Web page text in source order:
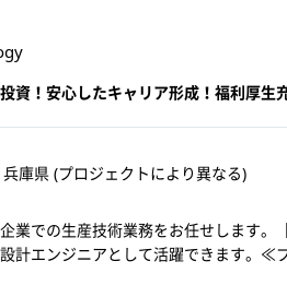
資！安心したキャリア形成！福利厚生
兵庫県 (プロジェクトにより異なる)
業での生産技術業務をお任せします
計エンジニアとして活躍できます。